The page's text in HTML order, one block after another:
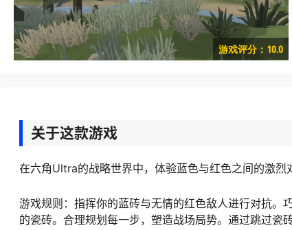
游戏评分：10.0
关于这款游戏
在六角Ultra的战略世界中，体验蓝色与红色之间的激烈
游戏规则：指挥你的蓝砖与无情的红色敌人进行对抗。
的瓷砖。合理规划每一步，塑造战场局势。通过跳过瓷